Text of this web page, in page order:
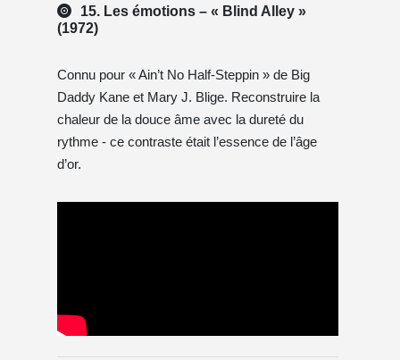
15. Les émotions – « Blind Alley »
(1972)
Connu pour « Ain’t No Half-Steppin » de Big
Daddy Kane et Mary J. Blige. Reconstruire la
chaleur de la douce âme avec la dureté du
rythme - ce contraste était l’essence de l’âge
d’or.